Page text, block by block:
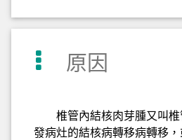
原因
椎管內結核肉芽腫又叫椎
發病灶的結核病轉移病轉移